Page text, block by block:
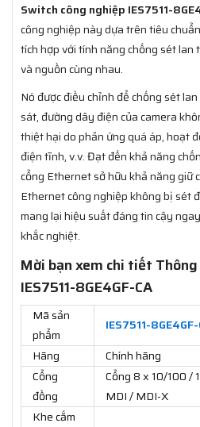
Switch công nghiệp IES7511-
công nghiệp này dựa trên tiêu
tích hợp với tính năng chống sét lan
và nguồn cùng nhau.
Nó được điều chỉnh để chống sét
sát, đường dây điện của camera
thiệt hại do phản ứng quá áp, hoạt
điện tĩnh, v.v. Đạt đến khả năng
cổng Ethernet sở hữu khả năng giữ
Ethernet công nghiệp không bị sét
mang lại hiệu suất đáng tin cậy
khắc nghiệt.
Mời bạn xem chi tiết
IES7511-8GE4GF-CA
Mã sản
phẩm
IES7511-
Hãng
Chính hãng
Cổng
đồng
Cổng 8 x 10/100 /
MDI / MDI-X
Khe cắm